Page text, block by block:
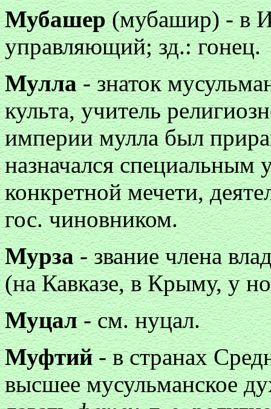
Мубашер(мубашир) - в
управляющий; зд.: гонец.
Мулла- знаток
культа, учитель
империи мулла был
назначался специальным
конкретной мечети,
гос. чиновником.
Мурза- звание члена
(на Кавказе, в Крыму, у
Муцал- см. нуцал.
Муфтий- в странах
высшее мусульманское